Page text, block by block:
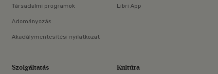
Társadalmi programok
Adományozás
Akadálymentesítési nyilatkozat
Libri App
Szolgáltatás Kultúra